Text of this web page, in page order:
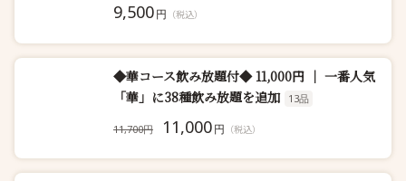
9,500円 （税込）
◆華コース飲み放題付◆ 11,000円 ｜ 一番人気
「華」に38種飲み放題を追加
13品
11,700円 11,000円 （税込）